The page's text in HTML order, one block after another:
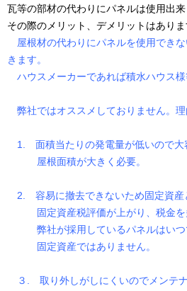
瓦等の部材の代わりにパネルは使用出来
その際のメリット、デメリットはありま
屋根材の代わりにパネルを使用でき
きます。
ハウスメーカーであれば積水ハウス
弊社ではオススメしておりません。
1. 面積当たりの発電量が低いので大
屋根面積が大きく必要。
2. 容易に撤去できないため固定資産
固定資産税評価が上がり、税金を多
弊社が採用しているパネルはいつ
固定資産ではありません。
３. 取り外しがしにくいのでメンテナ